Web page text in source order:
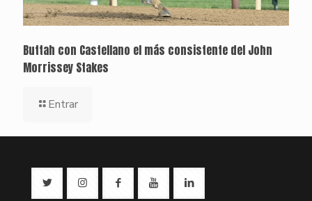
Buttah con Castellano el más consistente del John
Morrissey Stakes
Entrar